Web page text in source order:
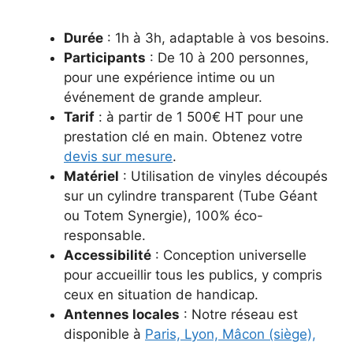
Durée : 1h à 3h, adaptable à vos besoins.
Participants : De 10 à 200 personnes,
pour une expérience intime ou un
événement de grande ampleur.
Tarif : à partir de 1 500€ HT pour une
prestation clé en main. Obtenez votre
devis sur mesure.
Matériel : Utilisation de vinyles découpés
sur un cylindre transparent (Tube Géant
ou Totem Synergie), 100% éco-
responsable.
Accessibilité : Conception universelle
pour accueillir tous les publics, y compris
ceux en situation de handicap.
Antennes locales : Notre réseau est
disponible à Paris, Lyon, Mâcon (siège),